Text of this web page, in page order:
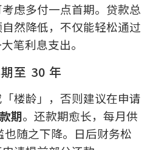
虑多付一点首期。贷款总
然降低，不仅能轻松通过
笔利息支出。
至 30 年
楼龄」，否则建议在申请
期。还款期愈长，每月供
随之下降。日后财务松